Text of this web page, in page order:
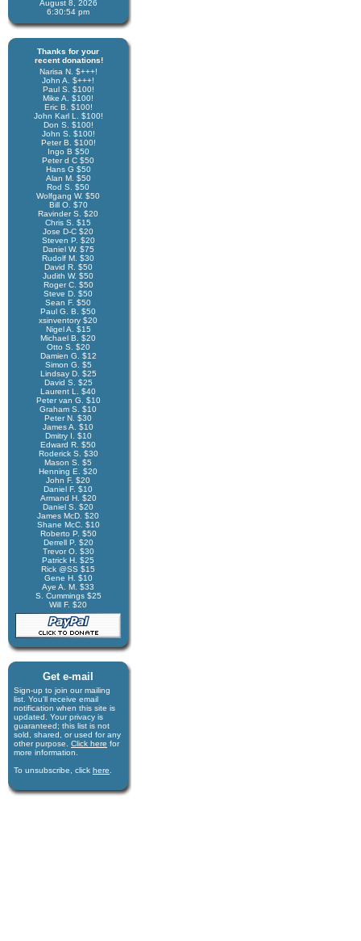
August 8, 2026
6:30:54 pm
Thanks for your
recent donations!
Narisa N. $+++!
John A. $+++!
Paul S. $100!
Mike A. $100!
Eric B. $100!
John Karl L. $100!
Don S. $100!
John S. $100!
Peter B. $100!
Ingo B $50
Peter d C $50
Hans G $50
Alan M. $50
Rod S. $50
Wolfgang W. $50
Bill O. $70
Ravinder S. $20
Chris S. $15
Jose D-C $20
Steven P. $20
Daniel W. $75
Rudolf M. $30
David R. $50
Judith W. $50
Roger C. $50
Steve D. $50
Sean F. $50
Paul G. B. $50
xsinventory $20
Nigel A. $15
Michael B. $20
Otto S. $20
Damien G. $12
Simon G. $5
Lindsay D. $25
David S. $25
Laurent L. $40
Peter van G. $10
Graham S. $10
Peter N. $30
James A. $10
Dmitry I. $10
Edward R. $50
Roderick S. $30
Mason S. $5
Henning E. $20
John F. $20
Daniel F. $10
Armand H. $20
Daniel S. $20
James McD. $20
Shane McC. $10
Roberto P. $50
Derrell P. $20
Trevor O. $30
Patrick H. $25
Rick @SS $15
Gene H. $10
Aye A. M. $33
S. Cummings $25
Will F. $20
Get e-mail
Sign-up to join our mail­ing
list. You'll receive e­mail
notification when this site is
updated. Your privacy is
guaran­teed; this list is not
sold, shared, or used for any
other purpose. Click here for
more infor­mation.
To unsubscribe, click here